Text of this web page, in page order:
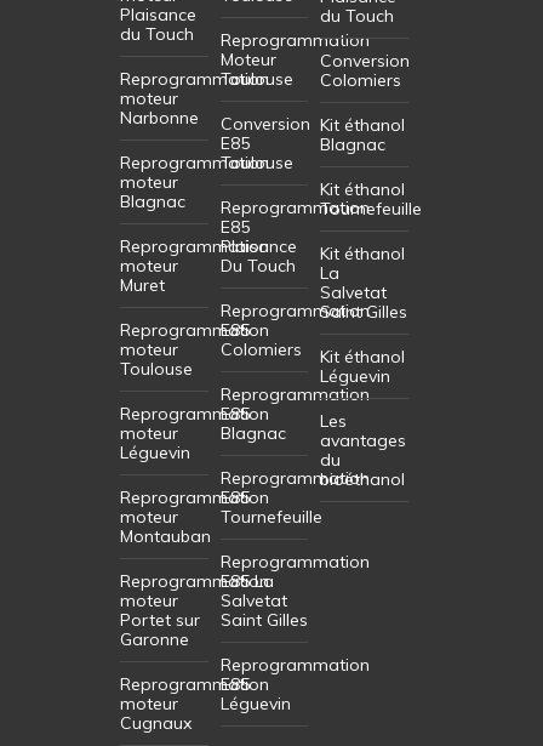
Plaisance
du Touch
Reprogrammation
moteur
Narbonne
Reprogrammation
moteur
Blagnac
Reprogrammation
moteur
Muret
Reprogrammation
moteur
Toulouse
Reprogrammation
moteur
Léguevin
Reprogrammation
moteur
Montauban
Reprogrammation
moteur
Portet sur
Garonne
Reprogrammation
moteur
Cugnaux
Reprogrammation
Moteur
Toulouse
Conversion
E85
Toulouse
Reprogrammation
E85
Plaisance
Du Touch
Reprogrammation
E85
Colomiers
Reprogrammation
E85
Blagnac
Reprogrammation
E85
Tournefeuille
Reprogrammation
E85 La
Salvetat
Saint Gilles
Reprogrammation
E85
Léguevin
du Touch
Conversion
Colomiers
Kit éthanol
Blagnac
Kit éthanol
Tournefeuille
Kit éthanol
La
Salvetat
Saint Gilles
Kit éthanol
Léguevin
Les
avantages
du
bioéthanol